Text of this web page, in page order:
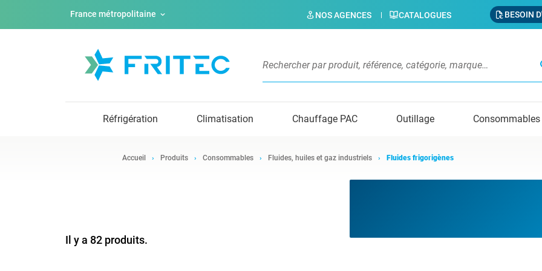
France métropolitaine NOS AGENCES CATALOGUES BESOIN
Réfrigération Climatisation Chauffage PAC Outillage Consommables
Accueil Produits Consommables Fluides, huiles et gaz industriels Fluides frigorigènes
Il y a 82 produits.